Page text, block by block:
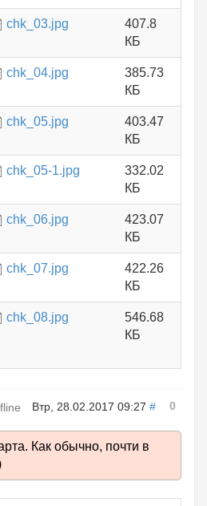
chk_03.jpg
407.8
КБ
chk_04.jpg
385.73
КБ
chk_05.jpg
403.47
КБ
chk_05-1.jpg
332.02
КБ
chk_06.jpg
423.07
КБ
chk_07.jpg
422.26
КБ
chk_08.jpg
546.68
КБ
Втр, 28.02.2017 09:27 # 0
Как обычно, почти в